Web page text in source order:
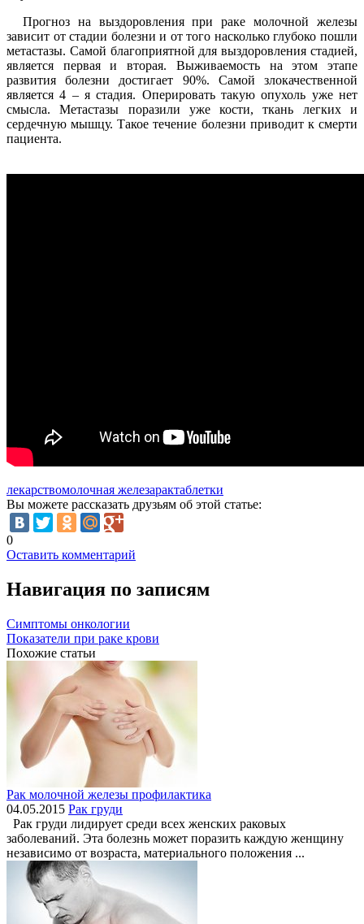
Прогноз на выздоровления при раке молочной железы
зависит от стадии болезни и от того насколько глубоко пошли
метастазы. Самой благоприятной для выздоровления стадией,
является первая и вторая. Выживаемость на этом этапе
развития болезни достигает 90%. Самой злокачественной
является 4 – я стадия. Оперировать такую опухоль уже нет
смысла. Метастазы поразили уже кости, ткань легких и
сердечную мышцу. Такое течение болезни приводит к смерти
пациента.
лекарствомолочная железарактаблетки
Вы можете рассказать друзьям об этой статье:
0
Оставить комментарий
Навигация по записям
Симптомы онкологии
Показатели при раке крови
Похожие статьи
Рак молочной железы профилактика
04.05.2015 Рак груди
Рак груди лидирует среди всех женских раковых
заболеваний. Эта болезнь может поразить каждую женщину
независимо от возраста, материального положения ...